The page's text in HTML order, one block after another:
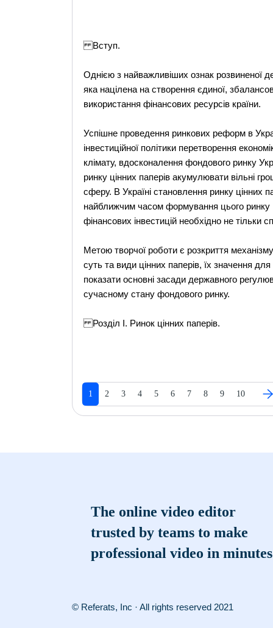
Вступ.
Однією з найважливіших ознак розвиненої
яка націлена на створення єдиної,
використання фінансових ресурсів країни.
Успішне проведення ринкових реформ в
інвестиційної політики перетворення
клімату, вдосконалення фондового ринку
ринку цінних паперів акумулювати вільні
сферу. В Україні становлення ринку цінних
найближчим часом формування цього ринку
фінансових інвестицій необхідно не тільки
Метою творчої роботи є розкриття
суть та види цінних паперів, їх значення
показати основні засади державного
сучасному стану фондового ринку.
Розділ І. Ринок цінних паперів.
1 2 3 4 5 6 7 8 9 10
The online video editor
trusted by teams to make
professional video in minutes
© Referats, Inc · All rights reserved 2021